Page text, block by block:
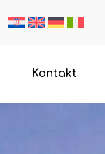
Kontakt